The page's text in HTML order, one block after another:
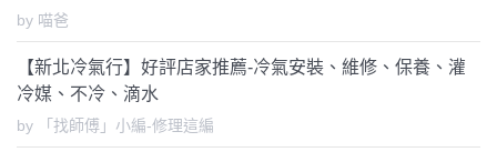
by 喵爸
【新北冷氣行】好評店家推薦-冷氣安裝、維修、保養、灌
冷媒、不冷、滴水
by 「找師傅」小編-修理這編